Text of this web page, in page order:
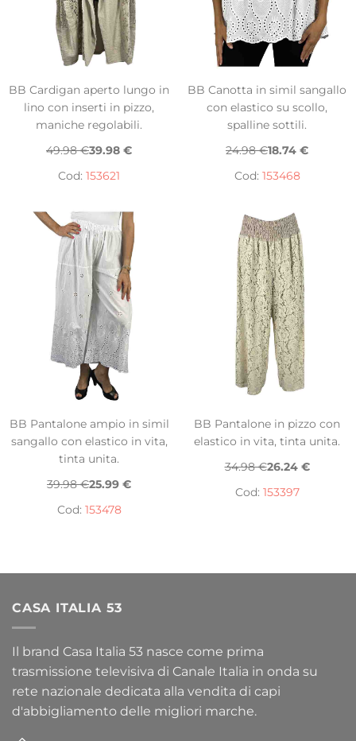
BB Cardigan aperto lungo in
lino con inserti in pizzo,
maniche regolabili.
49.98 €39.98 €
Cod: 153621
BB Canotta in simil sangallo
con elastico su scollo,
spalline sottili.
24.98 €18.74 €
Cod: 153468
BB Pantalone ampio in simil
sangallo con elastico in vita,
tinta unita.
39.98 €25.99 €
Cod: 153478
BB Pantalone in pizzo con
elastico in vita, tinta unita.
34.98 €26.24 €
Cod: 153397
CASA ITALIA 53
Il brand Casa Italia 53 nasce come prima
trasmissione televisiva di Canale Italia in onda su
rete nazionale dedicata alla vendita di capi
d'abbigliamento delle migliori marche.